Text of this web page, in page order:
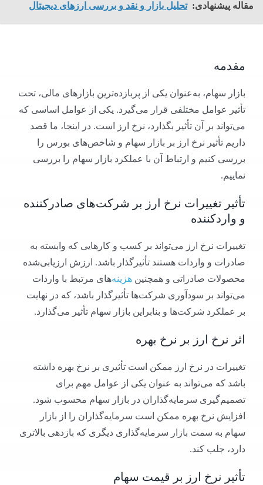
مقاله پیشنهادی: تحلیل بازار و نقد و بررسی ارزهای دیجیتال
مقدمه
بازار سهام، به‌عنوان یکی از پربازده‌ترین بازارهای مالی، تحت
تأثیر عوامل مختلفی قرار می‌گیرد. یکی از عوامل اساسی که
می‌تواند بر آن تأثیر بگذارد، نرخ ارز است. در اینجا، ما قصد
داریم تأثیر نرخ ارز بر بازار سهام و شاخص‌های بورس را
بررسی کنیم و ارتباط آن با عملکرد بازار سهام را بررسی
نماییم.
تأثیر تغییرات نرخ ارز بر شرکت‌های صادرکننده
و واردکننده
تغییرات نرخ ارز می‌تواند بر کسب و کارهایی که وابسته به
صادرات و واردات هستند تأثیرگذار باشد. ارزش ارزیابی‌شده
محصولات صادراتی و همچنین هزینه‌های مرتبط با واردات
می‌تواند بر سودآوری شرکت‌ها تأثیرگذار باشد، که در نهایت
بر عملکرد شرکت‌ها و بنابراین بازار سهام تأثیر می‌گذارد.
اثر نرخ ارز بر نرخ بهره
تغییرات در نرخ ارز ممکن است تأثیری بر نرخ بهره داشته
باشد که می‌تواند به عنوان یکی از عوامل مهم برای
تصمیم‌گیری سرمایه‌گذاران در بازار سهام محسوب شود.
افزایش نرخ بهره ممکن است سرمایه‌گذاران را از بازار
سهام به سمت بازار سرمایه‌گذاری دیگری که بازدهی بالاتری
دارد، جلب کند.
تأثیر نرخ ارز بر قیمت سهام